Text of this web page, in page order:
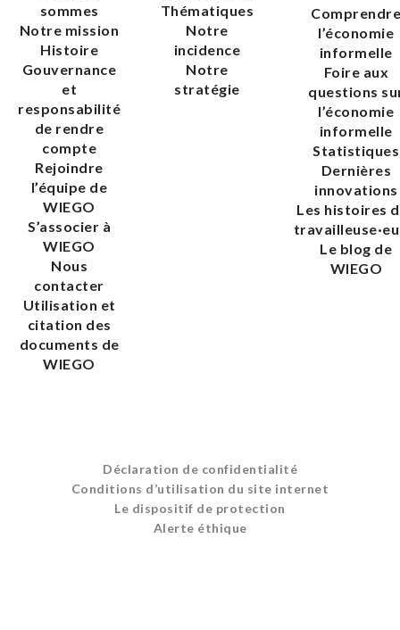
sommes
Notre mission
Histoire
Gouvernance
et
responsabilité
de rendre
compte
Rejoindre
l’équipe de
WIEGO
S’associer à
WIEGO
Nous
contacter
Utilisation et
citation des
documents de
WIEGO
Thématiques
Notre
incidence
Notre
stratégie
l’économie
informelle
Foire aux
questions
l’économie
informelle
Statistiques
Dernières
innovations
Les histoires
Le blog de
WIEGO
Déclaration de confidentialité
Conditions d’utilisation du site internet
Le dispositif de protection
Alerte éthique